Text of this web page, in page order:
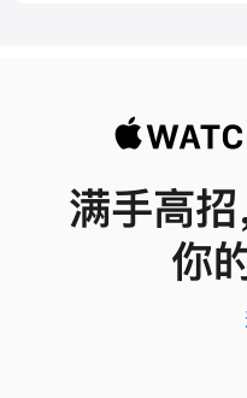
满手高招
你